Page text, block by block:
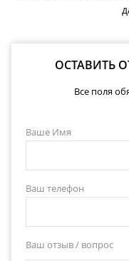
ОСТАВИТЬ
Все поля
Ваше Имя
Ваш телефон
Ваш отзыв / вопрос